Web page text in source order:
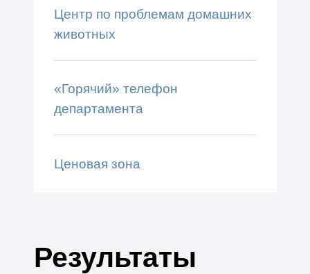
Центр по проблемам домашних
животных
«Горячий» телефон
департамента
Ценовая зона
Результаты